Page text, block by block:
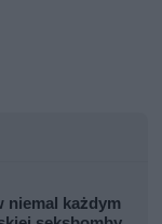
niemal każdym